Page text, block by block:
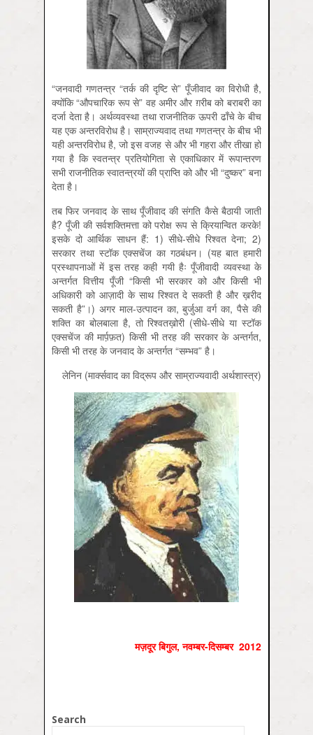
“जनवादी गणतन्त्र “तर्क की दृष्टि से” पूँजीवाद का विरोधी है,
क्योंकि “औपचारिक रूप से” वह अमीर और ग़रीब को बराबरी का
दर्जा देता है। अर्थव्यवस्था तथा राजनीतिक ऊपरी ढाँचे के बीच
यह एक अन्तरविरोध है। साम्राज्यवाद तथा गणतन्त्र के बीच भी
यही अन्तरविरोध है, जो इस वजह से और भी गहरा और तीखा हो
गया है कि स्वतन्त्र प्रतियोगिता से एकाधिकार में रूपान्तरण
सभी राजनीतिक स्वातन्‍त्रयों की प्राप्ति को और भी “दुष्कर” बना
देता है।
तब फिर जनवाद के साथ पूँजीवाद की संगति कैसे बैठायी जाती
है? पूँजी की सर्वशक्तिमत्ता को परोक्ष रूप से क्रियान्वित करके!
इसके दो आर्थिक साधन हैं: 1) सीधे-सीधे रिश्वत देना; 2)
सरकार तथा स्टॉक एक्सचेंज का गठबंधन। (यह बात हमारी
प्रस्थापनाओं में इस तरह कही गयी हैः पूँजीवादी व्यवस्था के
अन्तर्गत वित्तीय पूँजी “किसी भी सरकार को और किसी भी
अधिकारी को आज़ादी के साथ रिश्वत दे सकती है और ख़रीद
सकती है”।) अगर माल-उत्पादन का, बुर्जुआ वर्ग का, पैसे की
शक्ति का बोलबाला है, तो रिश्वतख़ोरी (सीधे-सीधे या स्टॉक
एक्सचेंज की मार्प़फ़त) किसी भी तरह की सरकार के अन्तर्गत,
किसी भी तरह के जनवाद के अन्तर्गत “सम्भव” है।
लेनिन (मार्क्सवाद का विद्रूप और साम्राज्यवादी अर्थशास्त्र)
मज़दूर बिगुल, नवम्‍बर-दिसम्‍बर2012
Search